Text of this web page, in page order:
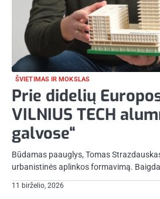
ŠVIETIMAS IR MOKSLAS
Prie didelių
VILNIUS TECH
galvose“
Būdamas paauglys, Tomas
urbanistinės aplinkos formavimą.
11 birželio, 2026